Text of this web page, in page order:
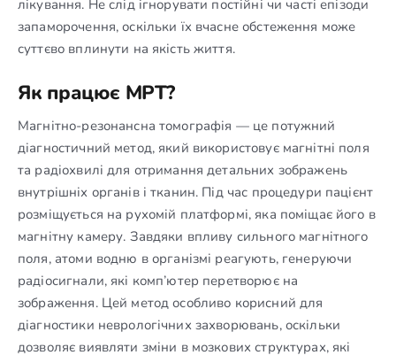
лікування. Не слід ігнорувати постійні чи часті епізоди
запаморочення, оскільки їх вчасне обстеження може
суттєво вплинути на якість життя.
Як працює МРТ?
Магнітно-резонансна томографія — це потужний
діагностичний метод, який використовує магнітні поля
та радіохвилі для отримання детальних зображень
внутрішніх органів і тканин. Під час процедури пацієнт
розміщується на рухомій платформі, яка поміщає його в
магнітну камеру. Завдяки впливу сильного магнітного
поля, атоми водню в організмі реагують, генеруючи
радіосигнали, які комп’ютер перетворює на
зображення. Цей метод особливо корисний для
діагностики неврологічних захворювань, оскільки
дозволяє виявляти зміни в мозкових структурах, які